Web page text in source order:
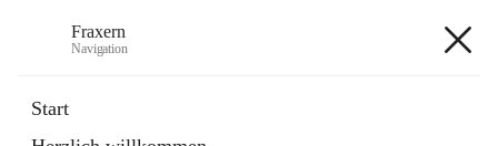
Fraxern
Navigation
Start